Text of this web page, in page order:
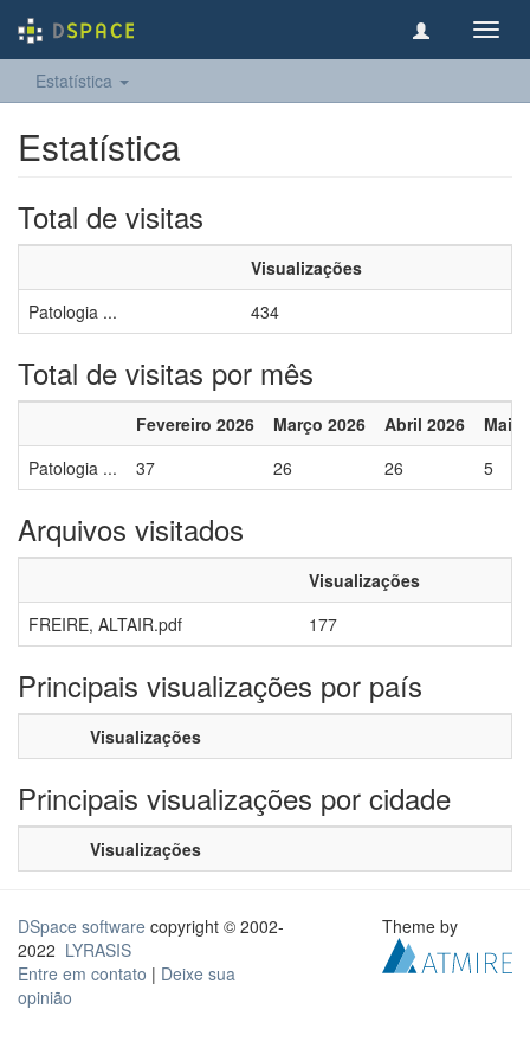
Estatística
Estatística
Total de visitas
Visualizações
Patologia ...
434
Total de visitas por mês
Fevereiro 2026 Março 2026 Abril 2026
Maio
Patologia ...
37 26 26 5
Arquivos visitados
Visualizações
FREIRE, ALTAIR.pdf
177
Principais visualizações por país
Visualizações
Principais visualizações por cidade
Visualizações
DSpace software copyright © 2002-
2022 LYRASIS
Entre em contato | Deixe sua
opinião
Theme by